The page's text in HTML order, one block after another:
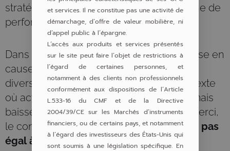
stratégies de Pergam dédié à la recherche de
performance absolue.
Dans cette interview, il revient sur la remise en
cause des modèles traditionnels de
diversification depuis 2022, dans un contexte
où actions et obligations peuvent désormais
baisser simultanément. Pour Alexandre Ferci,
le constat est clair : « décorrélation n’est pas
égal à diversification ».
et services. Il ne constitue pas une activité de
démarchage, d’offre de valeur mobilière, ni
d’appel public à l’épargne.
L’accès aux produits et services présentés
sur le site peut faire l’objet de restrictions à
l’égard de certaines personnes, et
notamment à des clients non professionnels
conformément aux dispositions de l’Article
L.533-16 du CMF et de la Directive
2004/39/CE sur les Marchés d’instruments
financiers, ou de certains pays, et notamment
à l’égard des investisseurs des États-Unis qui
sont soumis à une législation spécifique. En